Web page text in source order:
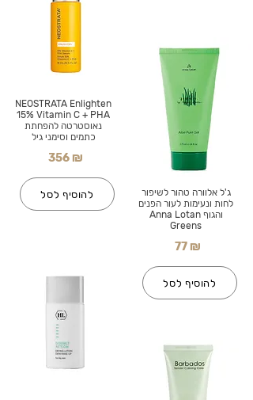
NEOSTRATA Enlighten
15% Vitamin C + PHA
נאוסטרטה להפחתת
כתמים וסימני גיל
356 ₪
להוסיף לסל
ג'ל אלוורה טהור לשיפור
לחות ונעימות לעור הפנים
והגוף Anna Lotan
Greens
77 ₪
להוסיף לסל